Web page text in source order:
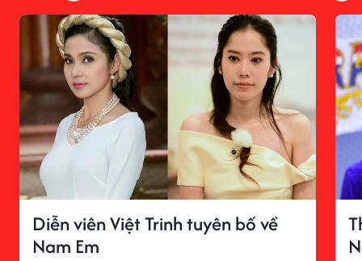
Diễn viên Việt Trinh tuyên bố về
Nam Em